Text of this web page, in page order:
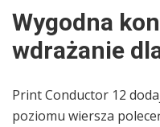
Wygodna
wdrażanie
Print Conductor 12
poziomu wiersza